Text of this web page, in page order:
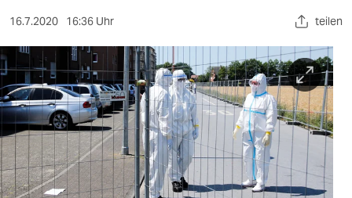
sport
berlin
nord
wahrheit
verlag
verlag
16.7.2020 16:36 Uhr teilen